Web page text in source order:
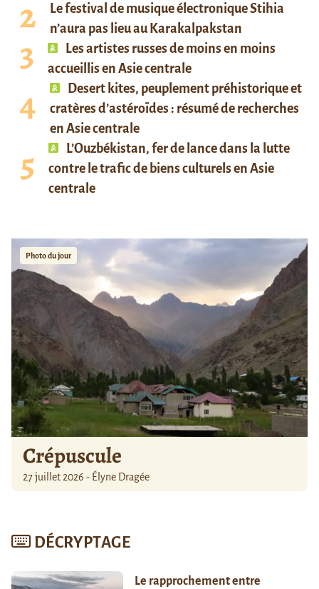
Le festival de musique électronique Stihia
n’aura pas lieu au Karakalpakstan
Les artistes russes de moins en moins
accueillis en Asie centrale
Desert kites, peuplement préhistorique et
cratères d’astéroïdes : résumé de recherches
en Asie centrale
L’Ouzbékistan, fer de lance dans la lutte
contre le trafic de biens culturels en Asie
centrale
Photo du jour
Crépuscule
27 juillet 2026 - Élyne Dragée
DÉCRYPTAGE
Le rapprochement entre